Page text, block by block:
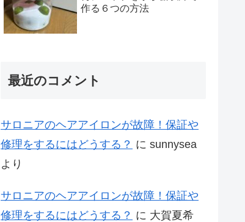
作る６つの方法
最近のコメント
サロニアのヘアアイロンが故障！保証や
修理をするにはどうする？ に sunnysea
より
サロニアのヘアアイロンが故障！保証や
修理をするにはどうする？ に 大賀夏希